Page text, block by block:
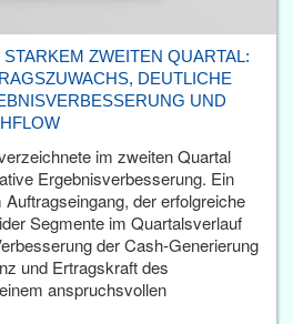
ZWEITEN QUARTAL:
DEUTLICHE
UND
im zweiten Quartal
Ergebnisverbesserung. Ein
der erfolgreiche
Segmente im Quartalsverlauf
der Cash-Generierung
und Ertragskraft des
anspruchsvollen